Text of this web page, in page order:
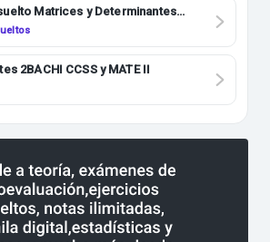
Matrices y Determinantes
II
2BACHI CCSS y MATE II